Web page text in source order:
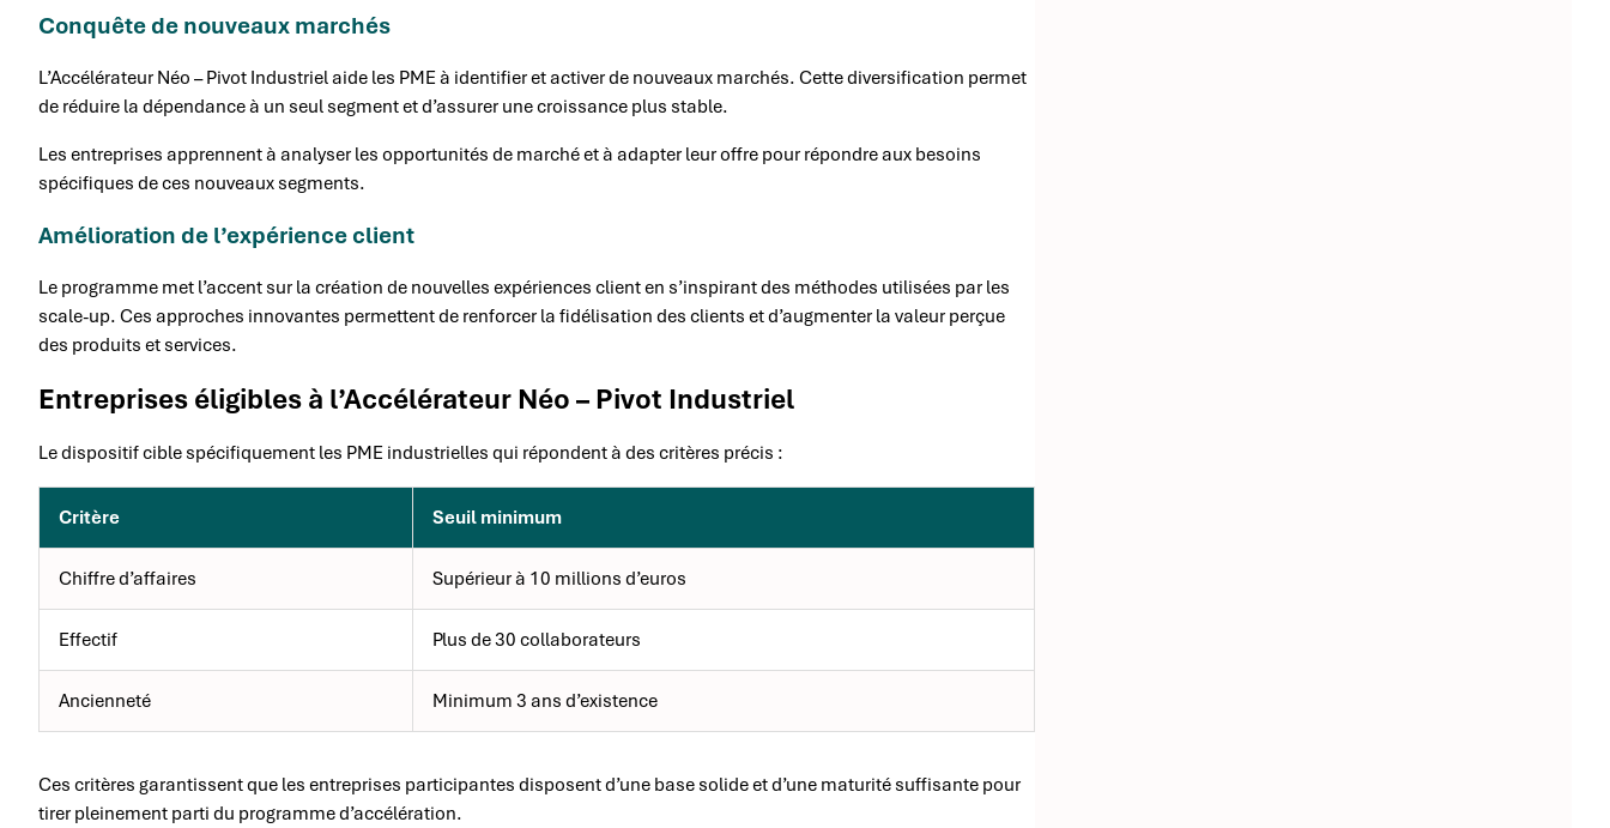
Conquête de nouveaux marchés
L’Accélérateur Néo – Pivot Industriel aide les PME à identifier et activer de nouveaux marchés. Cette diversification permet
de réduire la dépendance à un seul segment et d’assurer une croissance plus stable.
Les entreprises apprennent à analyser les opportunités de marché et à adapter leur offre pour répondre aux besoins
spécifiques de ces nouveaux segments.
Amélioration de l’expérience client
Le programme met l’accent sur la création de nouvelles expériences client en s’inspirant des méthodes utilisées par les
scale-up. Ces approches innovantes permettent de renforcer la fidélisation des clients et d’augmenter la valeur perçue
des produits et services.
Entreprises éligibles à l’Accélérateur Néo – Pivot Industriel
Le dispositif cible spécifiquement les PME industrielles qui répondent à des critères précis :
Critère Seuil minimum
Chiffre d’affaires Supérieur à 10 millions d’euros
Effectif Plus de 30 collaborateurs
Ancienneté Minimum 3 ans d’existence
Ces critères garantissent que les entreprises participantes disposent d’une base solide et d’une maturité suffisante pour
tirer pleinement parti du programme d’accélération.